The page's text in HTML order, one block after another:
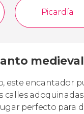
Picardía
medieval
este encantador
perfecto para